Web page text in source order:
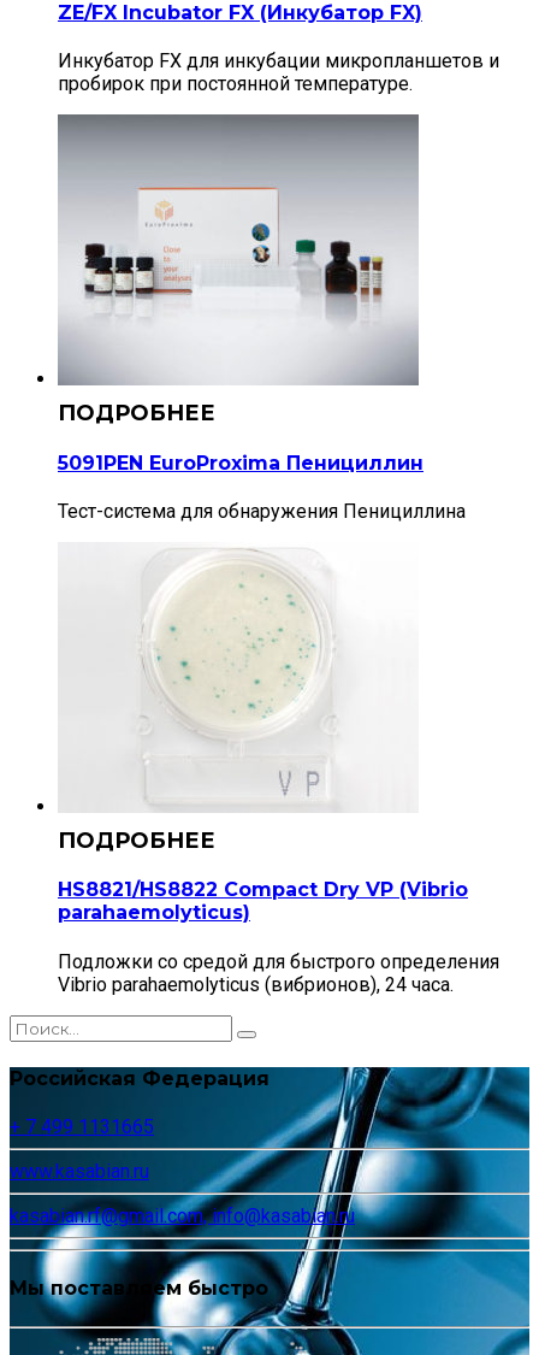
ZE/FX Incubator FX (Инкубатор FX)
Инкубатор FX для инкубации микропланшетов и
пробирок при постоянной температуре.
5091PEN EuroProxima Пенициллин
Тест-система для обнаружения Пенициллина
HS8821/HS8822 Compact Dry VP (Vibrio
parahaemolyticus)
Подложки со средой для быстрого определения
Vibrio parahaemolyticus (вибрионов), 24 часа.
Российская Федерация
+ 7 499 1131665
www.kasabian.ru
kasabian.rf@gmail.com, info@kasabian.ru
Мы поставляем быстро